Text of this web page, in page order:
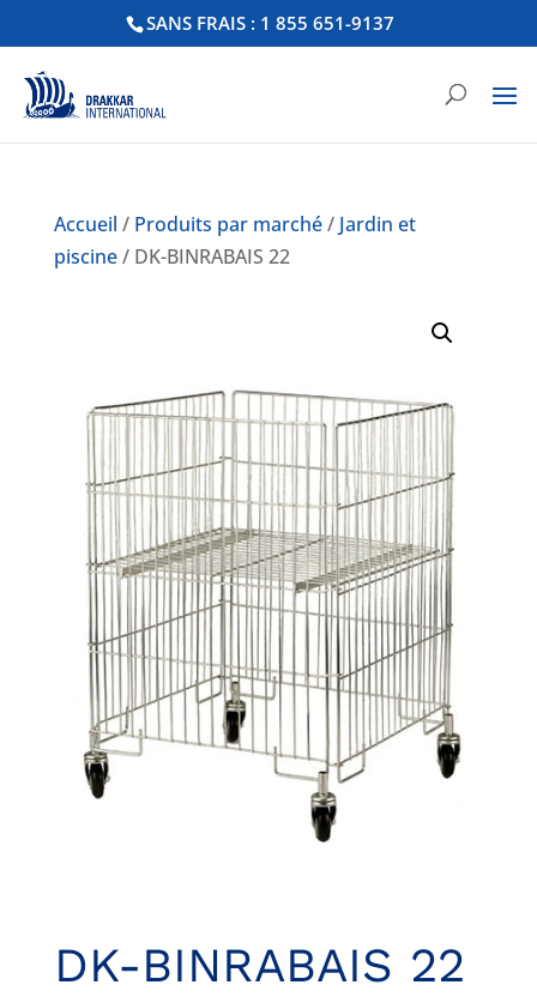
SANS FRAIS : 1 855 651-9137
Accueil / Produits par marché/ Jardin et
piscine/ DK-BINRABAIS 22
DK-BINRABAIS 22